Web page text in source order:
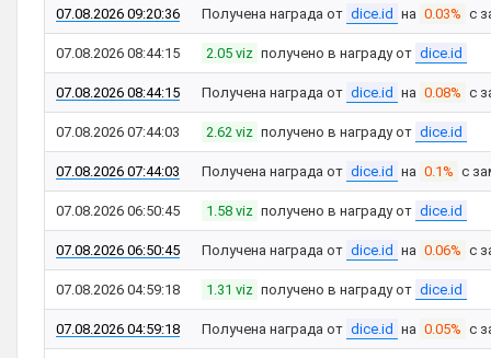
07.08.2026 09:20:36 Получена награда от dice.id на 0.03% с
07.08.2026 08:44:15 2.05 viz получено в награду от dice.id
07.08.2026 08:44:15 Получена награда от dice.id на 0.08% с
07.08.2026 07:44:03 2.62 viz получено в награду от dice.id
07.08.2026 07:44:03 Получена награда от dice.id на 0.1% с
07.08.2026 06:50:45 1.58 viz получено в награду от dice.id
07.08.2026 06:50:45 Получена награда от dice.id на 0.06% с
07.08.2026 04:59:18 1.31 viz получено в награду от dice.id
07.08.2026 04:59:18 Получена награда от dice.id на 0.05% с